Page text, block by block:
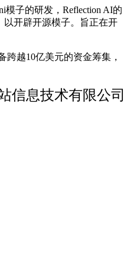
子的研发，Reflection AI的
以开辟开源模子。旨正在开
越10亿美元的资金筹集，
信息技术有限公司